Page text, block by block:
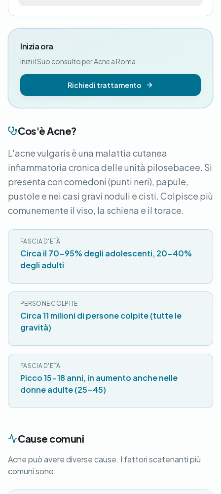
Cos'è Acne?
L'acne vulgaris è una malattia cutanea
infiammatoria cronica delle unità pilosebacee. Si
presenta con comedoni (punti neri), papule,
pustole e nei casi gravi noduli e cisti. Colpisce più
comunemente il viso, la schiena e il torace.
FASCIA D'ETÀ
Circa il 70-95% degli adolescenti, 20-40%
degli adulti
PERSONE COLPITE
Circa 11 milioni di persone colpite (tutte le
gravità)
FASCIA D'ETÀ
Picco 15-18 anni, in aumento anche nelle
donne adulte (25-45)
Cause comuni
Acne può avere diverse cause. I fattori scatenanti più
comuni sono:
Inizia ora
Inizi il Suo consulto per Acne a Roma.
Richiedi trattamento